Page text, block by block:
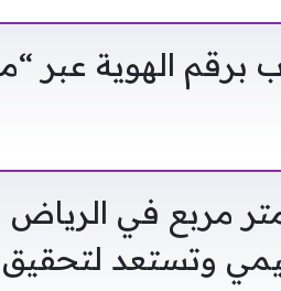
برقم الهوية عبر
تشتري 11 ألف متر مربع في
وتستعد